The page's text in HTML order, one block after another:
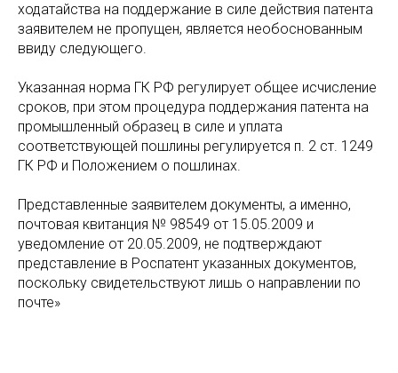
ходатайства на поддержание в силе действия патента
заявителем не пропущен, является необоснованным
ввиду следующего.
Указанная норма ГК РФ регулирует общее исчисление
сроков, при этом процедура поддержания патента на
промышленный образец в силе и уплата
соответствующей пошлины регулируется п. 2 ст. 1249
ГК РФ и Положением о пошлинах.
Представленные заявителем документы, а именно,
почтовая квитанция № 98549 от 15.05.2009 и
уведомление от 20.05.2009, не подтверждают
представление в Роспатент указанных документов,
поскольку свидетельствуют лишь о направлении по
почте»